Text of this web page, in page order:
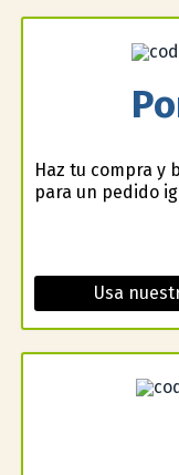
Haz tu compra y
para un pedido
Usa